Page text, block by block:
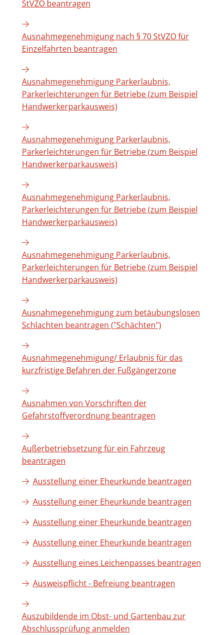
StVZO beantragen
Ausnahmegenehmigung nach § 70 StVZO für
Einzelfahrten beantragen
Ausnahmegenehmigung Parkerlaubnis,
Parkerleichterungen für Betriebe (zum Beispiel
Handwerkerparkausweis)
Ausnahmegenehmigung Parkerlaubnis,
Parkerleichterungen für Betriebe (zum Beispiel
Handwerkerparkausweis)
Ausnahmegenehmigung Parkerlaubnis,
Parkerleichterungen für Betriebe (zum Beispiel
Handwerkerparkausweis)
Ausnahmegenehmigung Parkerlaubnis,
Parkerleichterungen für Betriebe (zum Beispiel
Handwerkerparkausweis)
Ausnahmegenehmigung zum betäubungslosen
Schlachten beantragen ("Schächten")
Ausnahmegenehmigung/ Erlaubnis für das
kurzfristige Befahren der Fußgängerzone
Ausnahmen von Vorschriften der
Gefahrstoffverordnung beantragen
Außerbetriebsetzung für ein Fahrzeug
beantragen
Ausstellung einer Eheurkunde beantragen
Ausstellung einer Eheurkunde beantragen
Ausstellung einer Eheurkunde beantragen
Ausstellung einer Eheurkunde beantragen
Ausstellung eines Leichenpasses beantragen
Ausweispflicht - Befreiung beantragen
Auszubildende im Obst- und Gartenbau zur
Abschlussprüfung anmelden